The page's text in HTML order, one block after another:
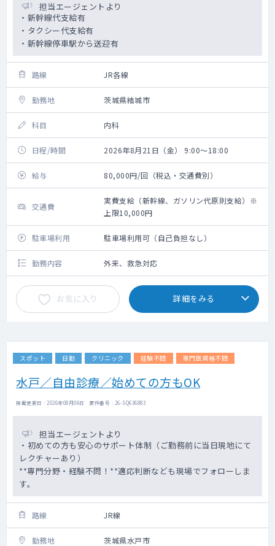
担当エージェントより
・新幹線代支給有
・タクシー代支給有
・新幹線停車駅から送迎有
路線 JR各線
勤務地 茨城県結城市
科目 内科
日程/時間 2026年8月21日（金） 9:00～18:00
給与 80,000円/回（税込・交通費別）
交通費
実費支給（新幹線、ガソリン代原則支給）※
上限10,000円
駐車場利用 駐車場利用可（自己負担なし）
勤務内容 外来、救急対応
お気に入り 詳細をみる
スポット 日勤 クリニック 経験不問 専門医資格不問
水戸／自由診療／始めての方もOK
掲載更新日 : 2026年08月06日 案件番号 : 26-SQ636883
担当エージェントより
・初めての方も安心のサポート体制（ご勤務前に当日現地にて
レクチャーあり）
**専門分野・経験不問！**適応判断なども現場でフォローしま
す。
路線 JR線
勤務地 茨城県水戸市